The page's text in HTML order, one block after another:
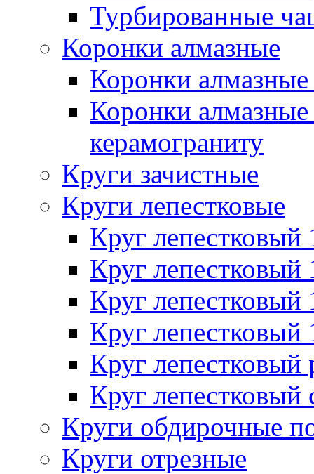
Турбированные
Коронки алмазные
Коронки
Коронки
керамограниту
Круги зачистные
Круги лепестковые
Круг
Круг
Круг
Круг
Круг лепестковый
Круг лепестковый
Круги обдирочные
Круги отрезные